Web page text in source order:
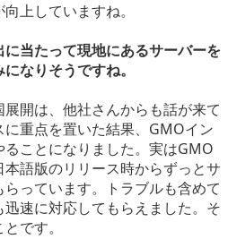
上していますね。
当たって現地にあるサーバーを
なりそうですね。
開は、他社さんからも話が来て
重点を置いた結果、GMOイン
ことになりました。実はGMO
語版のリリース時からずっとサ
っています。トラブルも含めて
速に対応してもらえました。そ
です。